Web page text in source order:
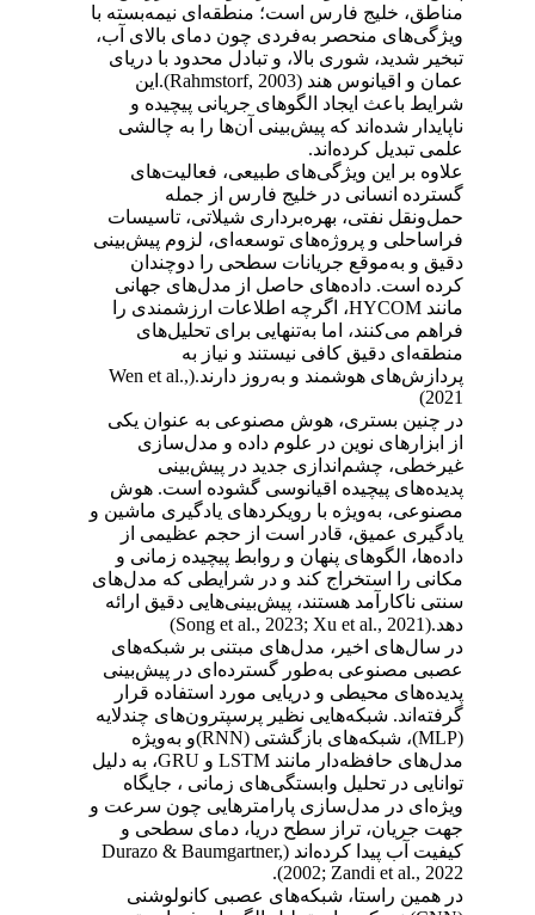
مناطق، خلیج فارس است؛ منطقه‌ای نیمه‌بسته با
ویژگی‌های منحصر به‌فردی چون دمای بالای آب،
تبخیر شدید، شوری بالا، و تبادل محدود با دریای
عمان و اقیانوس هند (Rahmstorf, 2003).
این
شرایط باعث ایجاد الگوهای جریانی پیچیده و
ناپایدار شده‌اند که پیش‌بینی آن‌ها را به چالشی
علمی تبدیل کرده‌اند.
علاوه بر این ویژگی‌های طبیعی، فعالیت‌های
گسترده انسانی در خلیج فارس از جمله
حمل‌ونقل نفتی، بهره‌برداری شیلاتی، تاسیسات
فراساحلی و پروژه‌های توسعه‌ای، لزوم پیش‌بینی
دقیق و به‌موقع جریانات سطحی را دوچندان
کرده است. داده‌های حاصل از مدل‌های جهانی
مانند HYCOM
، اگرچه اطلاعات ارزشمندی را
فراهم می‌کنند، اما به‌تنهایی برای تحلیل‌های
منطقه‌ای دقیق کافی نیستند و نیاز به
پردازش‌های هوشمند و به‌روز دارند
.(Wen et al.,
2021)
در چنین بستری، هوش مصنوعی به‌ عنوان یکی
از ابزارهای نوین در علوم داده و مدل‌سازی
غیرخطی، چشم‌اندازی جدید در پیش‌بینی
پدیده‌های پیچیده اقیانوسی گشوده است. هوش
مصنوعی، به‌ویژه با رویکردهای یادگیری ماشین و
یادگیری عمیق، قادر است از حجم عظیمی از
داده‌ها، الگوهای پنهان و روابط پیچیده زمانی و
مکانی را استخراج کند و در شرایطی که مدل‌های
سنتی ناکارآمد هستند، پیش‌بینی‌هایی دقیق ارائه
دهد.(Song et al., 2023; Xu et al., 2021)
در سال‌های اخیر، مدل‌های مبتنی بر شبکه‌های
عصبی مصنوعی به‌طور گسترده‌ای در پیش‌بینی
پدیده‌های محیطی و دریایی مورد استفاده قرار
گرفته‌اند. شبکه‌هایی نظیر پرسپترون‌های چندلایه
(MLP)
، شبکه‌های بازگشتی (RNN)
و به‌ویژه
مدل‌های حافظه‌دار مانند LSTM و GRU
، به دلیل
توانایی در تحلیل وابستگی‌های زمانی ، جایگاه
ویژه‌ای در مدل‌سازی پارامترهایی چون سرعت و
جهت جریان، تراز سطح دریا، دمای سطحی و
کیفیت آب پیدا کرده‌اند
(Durazo & Baumgartner,
2002; Zandi et al., 2022).
در همین راستا، شبکه‌های عصبی کانولوشنی